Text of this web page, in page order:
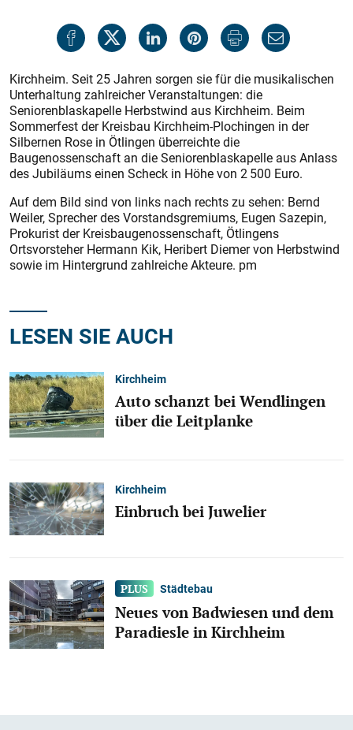
Kirchheim. Seit 25 Jahren sorgen sie für die musikalischen
Unterhaltung zahlreicher Veranstaltungen: die
Seniorenblaskapelle Herbstwind aus Kirchheim. Beim
Sommerfest der Kreisbau Kirchheim-Plochingen in der
Silbernen Rose in Ötlingen überreichte die
Baugenossenschaft an die Seniorenblaskapelle aus Anlass
des Jubiläums einen Scheck in Höhe von 2 500 Euro.
Auf dem Bild sind von links nach rechts zu sehen: Bernd
Weiler, Sprecher des Vorstandsgremiums, Eugen Sazepin,
Prokurist der Kreisbaugenossenschaft, Ötlingens
Ortsvorsteher Hermann Kik, Heribert Diemer von Herbstwind
sowie im Hintergrund zahlreiche Akteure. pm
LESEN SIE AUCH
Kirchheim
Auto schanzt bei Wendlingen
über die Leitplanke
Kirchheim
Einbruch bei Juwelier
Städtebau
Neues von Badwiesen und dem
Paradiesle in Kirchheim